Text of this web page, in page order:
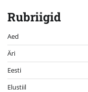
Rubriigid
Aed
Äri
Eesti
Elustiil